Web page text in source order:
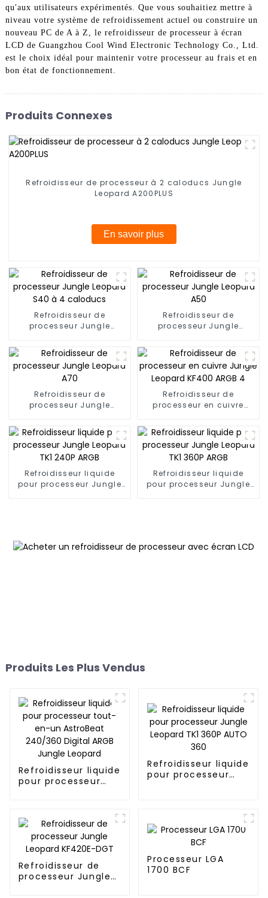
qu'aux utilisateurs expérimentés. Que vous souhaitiez mettre à
niveau votre système de refroidissement actuel ou construire un
nouveau PC de A à Z, le refroidisseur de processeur à écran
LCD de Guangzhou Cool Wind Electronic Technology Co., Ltd.
est le choix idéal pour maintenir votre processeur au frais et en
bon état de fonctionnement.
Produits Connexes
Refroidisseur de processeur à 2 caloducs Jungle
Leopard A200PLUS
En savoir plus
Refroidisseur de
processeur Jungle
caloducs
Refroidisseur de
processeur Jungle
Refroidisseur de
processeur Jungle
Refroidisseur de
processeur en cuivre
ARGB 4
Refroidisseur liquide
pour processeur Jungle
Refroidisseur liquide
pour processeur Jungle
Produits Les Plus Vendus
Refroidisseur liquide
pour processeur
Digital ARGB Jungle
Leopard
Refroidisseur liquide
pour processeur
Refroidisseur de
processeur Jungle
Processeur LGA
1700 BCF